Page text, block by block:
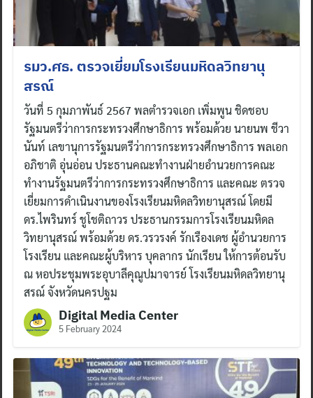
รมว.ศธ. ตรวจเยี่ยมโรงเรียนมหิดลวิทยานุ
สรณ์
วันที่ 5 กุมภาพันธ์ 2567 พลตำรวจเอก เพิ่มพูน ชิดชอบ
รัฐมนตรีว่าการกระทรวงศึกษาธิการ พร้อมด้วย นายนพ ชีวา
นันท์ เลขานุการรัฐมนตรีว่าการกระทรวงศึกษาธิการ พลเอก
อภิชาติ อุ่นอ่อน ประธานคณะทำงานฝ่ายอำนวยการคณะ
ทำงานรัฐมนตรีว่าการกระทรวงศึกษาธิการ และคณะ ตรวจ
เยี่ยมการดำเนินงานของโรงเรียนมหิดลวิทยานุสรณ์ โดยมี
ดร.ไพรินทร์ ชูโชติถาวร ประธานกรรมการโรงเรียนมหิดล
วิทยานุสรณ์ พร้อมด้วย ดร.วรวรงค์ รักเรืองเดช ผู้อำนวยการ
โรงเรียน และคณะผู้บริหาร บุคลากร นักเรียน ให้การต้อนรับ
ณ หอประชุมพระอุบาลีคุณูปมาจารย์ โรงเรียนมหิดลวิทยานุ
สรณ์ จังหวัดนครปฐม
Digital Media Center
5 February 2024